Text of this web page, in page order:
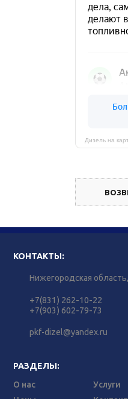
КОНТАКТЫ:
Нижегородская
+7(831) 262-10-22
+7(903) 602-79-73
pkf-dizel@yandex.ru
РАЗДЕЛЫ:
О нас
Услуги